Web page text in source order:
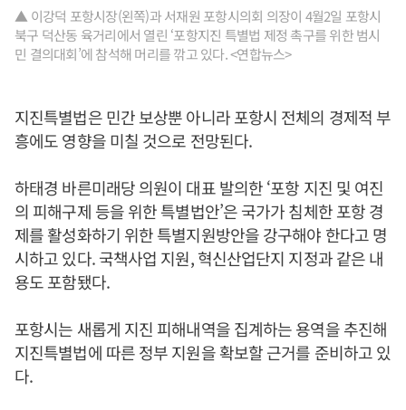
▲ 이강덕 포항시장(왼쪽)과 서재원 포항시의회 의장이 4월2일 포항시
북구 덕산동 육거리에서 열린 ‘포항지진 특별법 제정 촉구를 위한 범시
민 결의대회’에 참석해 머리를 깎고 있다. <연합뉴스>
지진특별법은 민간 보상뿐 아니라 포항시 전체의 경제적 부
흥에도 영향을 미칠 것으로 전망된다.
하태경 바른미래당 의원이 대표 발의한 ‘포항 지진 및 여진
의 피해구제 등을 위한 특별법안’은 국가가 침체한 포항 경
제를 활성화하기 위한 특별지원방안을 강구해야 한다고 명
시하고 있다. 국책사업 지원, 혁신산업단지 지정과 같은 내
용도 포함됐다.
포항시는 새롭게 지진 피해내역을 집계하는 용역을 추진해
지진특별법에 따른 정부 지원을 확보할 근거를 준비하고 있
다.